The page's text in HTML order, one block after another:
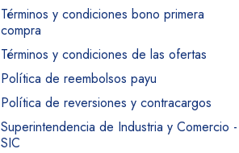
Términos y condiciones bono primera
compra
Términos y condiciones de las ofertas
Política de reembolsos payu
Política de reversiones y contracargos
Superintendencia de Industria y Comercio -
SIC